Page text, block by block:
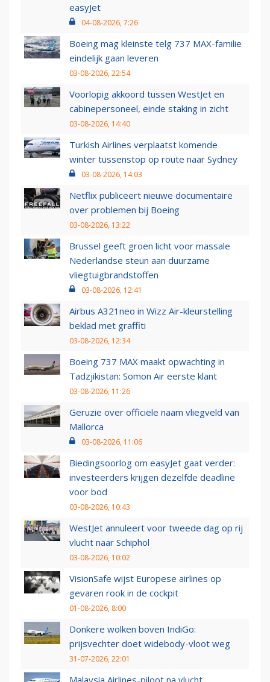
easyJet
04-08-2026, 7:26
Boeing mag kleinste telg 737 MAX-familie
eindelijk gaan leveren
03-08-2026, 22:54
Voorlopig akkoord tussen WestJet en
cabinepersoneel, einde staking in zicht
03-08-2026, 14:40
Turkish Airlines verplaatst komende
winter tussenstop op route naar Sydney
03-08-2026, 14:03
Netflix publiceert nieuwe documentaire
over problemen bij Boeing
03-08-2026, 13:22
Brussel geeft groen licht voor massale
Nederlandse steun aan duurzame
vliegtuigbrandstoffen
03-08-2026, 12:41
Airbus A321neo in Wizz Air-kleurstelling
beklad met graffiti
03-08-2026, 12:34
Boeing 737 MAX maakt opwachting in
Tadzjikistan: Somon Air eerste klant
03-08-2026, 11:26
Geruzie over officiële naam vliegveld van
Mallorca
03-08-2026, 11:06
Biedingsoorlog om easyJet gaat verder:
investeerders krijgen dezelfde deadline
voor bod
03-08-2026, 10:43
WestJet annuleert voor tweede dag op rij
vlucht naar Schiphol
03-08-2026, 10:02
VisionSafe wijst Europese airlines op
gevaren rook in de cockpit
01-08-2026, 8:00
Donkere wolken boven IndiGo:
prijsvechter doet widebody-vloot weg
31-07-2026, 22:01
Malaysia Airlines-piloot na vlucht